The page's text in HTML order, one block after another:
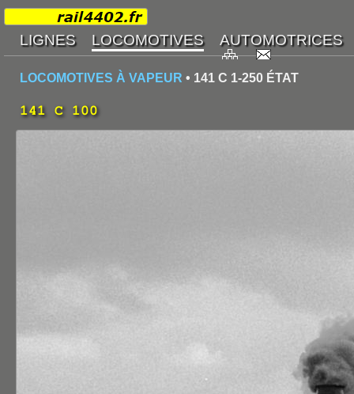
LOCOMOTIVES À VAPEUR • 141 C 1-250 ÉTAT
141 C 100